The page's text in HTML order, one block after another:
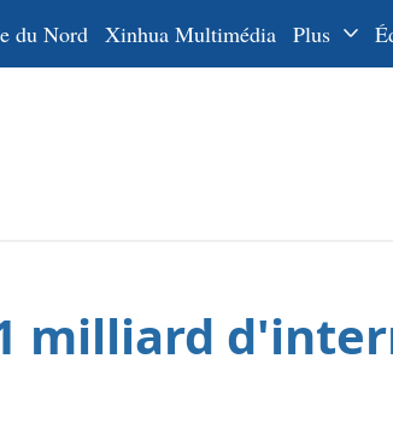
du Nord Xinhua Multimédia Plus
milliard